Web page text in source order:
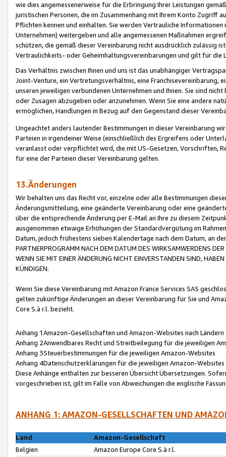
wie dies angemessenerweise für die Erbringung Ihrer Leistungen
juristischen Personen, die im Zusammenhang mit Ihrem Konto
Pflichten kennen und einhalten. Sie werden Vertrauliche
Unternehmen) weitergeben und alle angemessenen Maßnahmen
schützen, die gemäß dieser Vereinbarung nicht ausdrücklich zulässig
Vertraulichkeits- oder Geheimhaltungsvereinbarungen und gilt für die
Das Verhältnis zwischen Ihnen und uns ist das unabhängiger
Joint-Venture, ein Vertretungsverhältnis, eine Franchisevereinbarung,
unseren jeweiligen verbundenen Unternehmen und Ihnen. Sie sind
oder Zusagen abzugeben oder anzunehmen. Wenn Sie eine andere
ermöglichen, Handlungen in Bezug auf den Gegenstand dieser
Ungeachtet anders lautender Bestimmungen in dieser Vereinbarung
Parteien in irgendeiner Weise (einschließlich des Ergreifens oder
veranlasst oder verpflichtet wird, die mit US-Gesetzen, Vorschriften,
für eine der Parteien dieser Vereinbarung gelten.
13.Änderungen
Wir behalten uns das Recht vor, einzelne oder alle Bestimmungen
Änderungsmitteilung, eine geänderte Vereinbarung oder eine
über die entsprechende Änderung per E-Mail an Ihre zu diesem
ausgenommen etwaige Erhöhungen der Standardvergütung im
Datum, jedoch frühestens sieben Kalendertage nach dem Datum, an
PARTNERPROGRAMM NACH DEM DATUM DES WIRKSAMWERDENS
WENN SIE MIT EINER ÄNDERUNG NICHT EINVERSTANDEN SIND,
KÜNDIGEN.
Wenn Sie diese Vereinbarung mit Amazon France Services SAS
gelten zukünftige Änderungen an dieser Vereinbarung für Sie und
Core S.à r.l. bezieht.
Anhang 1Amazon-Gesellschaften und Amazon-Websites nach Ländern
Anhang 2Anwendbares Recht und Streitbeilegung für die jeweiligen
Anhang 3Steuerbestimmungen für die jeweiligen Amazon-Websites
Anhang 4Datenschutzerklärungen für die jeweiligen Amazon-Websites
Diese Anhänge enthalten zur besseren Übersicht Übersetzungen.
vorgeschrieben ist, gilt im Falle von Abweichungen die englische
ANHANG 1: AMAZON-GESELLSCHAFTEN UND
Land
Amazon-Gesellschaft
Belgien
Amazon Europe Core S.à r.l.